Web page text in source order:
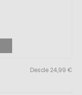
Desde 24,99 €